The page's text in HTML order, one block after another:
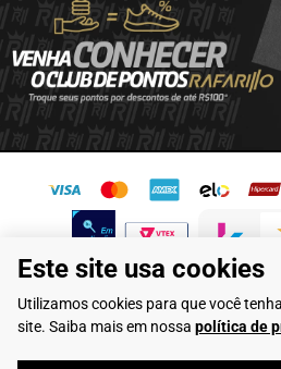
Este site usa cookies
Utilizamos cookies para que você
site. Saiba mais em nossa política de
Flamarian Comércio de Calçados LTDA
Rua Evangelista de Lima,
Coronel Tamarindo,